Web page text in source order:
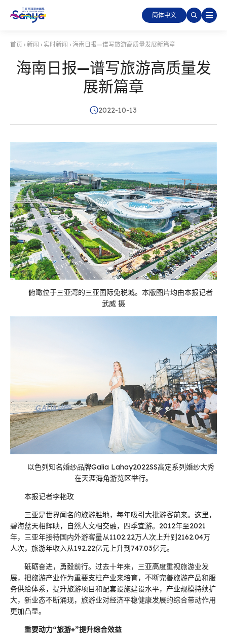
简体中文
首页 › 新闻 › 实时新闻 › 海南日报—谱写旅游高质量发展新篇章
海南日报—谱写旅游高质量发
展新篇章
2022-10-13
俯瞰位于三亚湾的三亚国际免税城。本版图片均由本报记者
武威 摄
以色列知名婚纱品牌Galia Lahay2022SS高定系列婚纱大秀
在天涯海角游览区举行。
本报记者李艳玫
三亚是世界闻名的旅游胜地，每年吸引大批游客前来。这里，
碧海蓝天相辉映，自然人文相交融，四季宜游。2012年至2021
年，三亚年接待国内外游客量从1102.22万人次上升到2162.04万
人次，旅游年收入从192.22亿元上升到747.03亿元。
砥砺奋进，勇毅前行。过去十年来，三亚高度重视旅游业发
展，把旅游产业作为重要支柱产业来培育，不断完善旅游产品和服
务供给体系，提升旅游项目和配套设施建设水平，产业规模持续扩
大，新业态不断涌现，旅游业对经济平稳健康发展的综合带动作用
更加凸显。
重要动力“旅游+”提升综合效益